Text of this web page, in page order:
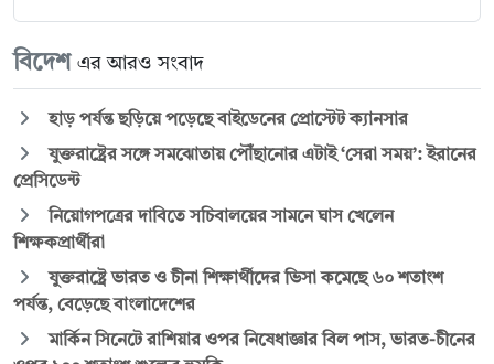
বিদেশ এর আরও সংবাদ
হাড় পর্যন্ত ছড়িয়ে পড়েছে বাইডেনের প্রোস্টেট ক্যানসার
যুক্তরাষ্ট্রের সঙ্গে সমঝোতায় পৌঁছানোর এটাই ‘সেরা সময়’: ইরানের
প্রেসিডেন্ট
নিয়োগপত্রের দাবিতে সচিবালয়ের সামনে ঘাস খেলেন
শিক্ষকপ্রার্থীরা
যুক্তরাষ্ট্রে ভারত ও চীনা শিক্ষার্থীদের ভিসা কমেছে ৬০ শতাংশ
পর্যন্ত, বেড়েছে বাংলাদেশের
মার্কিন সিনেটে রাশিয়ার ওপর নিষেধাজ্ঞার বিল পাস, ভারত-চীনের